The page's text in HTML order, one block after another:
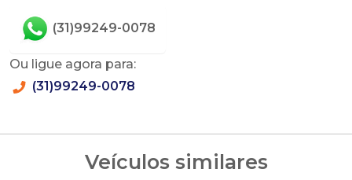
(31)99249-0078
Ou ligue agora para:
(31)99249-0078
Veículos similares